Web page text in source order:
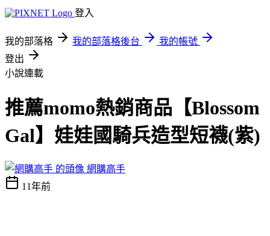
登入
我的部落格 我的部落格後台
我的帳號
登出
小說連載
推薦momo熱銷商品【Blossom
Gal】娃娃國騎兵造型短襪(紫)
網購高手
11年前